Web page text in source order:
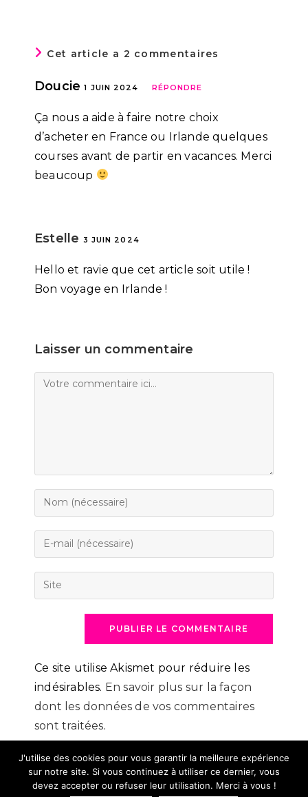
Cet article a 2 commentaires
Doucie1 JUIN 2024 RÉPONDRE
Ça nous a aide à faire notre choix
d’acheter en France ou Irlande quelques
courses avant de partir en vacances. Merci
beaucoup
Estelle 3 JUIN 2024
Hello et ravie que cet article soit utile !
Bon voyage en Irlande !
Laisser un commentaire
Comment
Enter
your
name
to
comment
Enter
your
email
address
Saisir
l’URL
(facultatif)
Ce site utilise Akismet pour réduire les
indésirables. En savoir plus sur la façon
dont les données de vos commentaires
sont traitées.
J'utilise des cookies pour vous garantir la meilleure expérience
sur notre site. Si vous continuez à utiliser ce dernier, vous
devez accepter ou refuser leur utilisation. Merci à vous !